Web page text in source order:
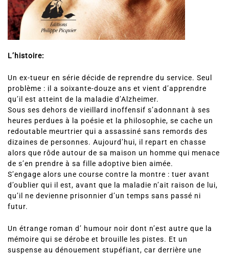
L’histoire:
Un ex-tueur en série décide de reprendre du service. Seul
problème : il a soixante-douze ans et vient d’apprendre
qu’il est atteint de la maladie d’Alzheimer.
Sous ses dehors de vieillard inoffensif s’adonnant à ses
heures perdues à la poésie et la philosophie, se cache un
redoutable meurtrier qui a assassiné sans remords des
dizaines de personnes. Aujourd’hui, il repart en chasse
alors que rôde autour de sa maison un homme qui menace
de s’en prendre à sa fille adoptive bien aimée.
S’engage alors une course contre la montre : tuer avant
d’oublier qui il est, avant que la maladie n’ait raison de lui,
qu’il ne devienne prisonnier d’un temps sans passé ni
futur.
Un étrange roman d’ humour noir dont n’est autre que la
mémoire qui se dérobe et brouille les pistes. Et un
suspense au dénouement stupéfiant, car derrière une